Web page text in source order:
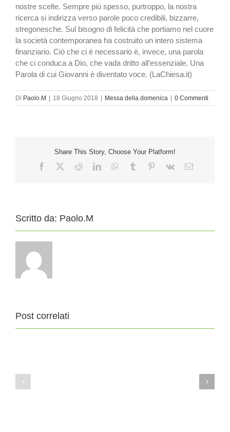
nostre scelte. Sempre più spesso, purtroppo, la nostra
ricerca si indirizza verso parole poco credibili, bizzarre,
stregonesche. Sul bisogno di felicità che portiamo nel cuore
la società contemporanea ha costruito un intero sistema
finanziario. Ciò che ci è necessario è, invece, una parola
che ci conduca a Dio, che vada dritto all’essenziale. Una
Parola di cui Giovanni è diventato voce. (LaChiesa.it)
Di Paolo.M 18 Giugno 2018 Messa della domenica 0 Commenti
Share This Story, Choose Your Platform!
Facebook RedditLinkedInWhatsApp
Tumblr Pinterest
Vk Email
Scritto da: Paolo.M
Post correlati